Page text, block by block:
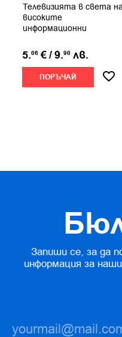
Телевизията в света на
високите
информационни
5.06 €/9.90 лв.
ПОРЪЧАЙ
Запиши се, за да
информация за